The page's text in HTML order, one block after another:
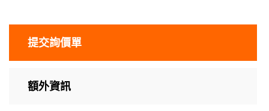
提交詢價單
額外資訊